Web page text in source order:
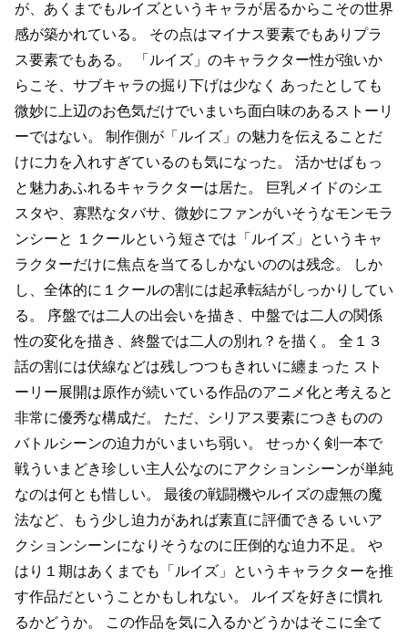
が、あくまでもルイズというキャラが居るからこその世界
感が築かれている。
その点はマイナス要素でもありプラ
ス要素でもある。
「ルイズ」のキャラクター性が強いか
らこそ、サブキャラの掘り下げは少なく
あったとしても
微妙に上辺のお色気だけでいまいち面白味のあるストーリ
ーではない。
制作側が「ルイズ」の魅力を伝えることだ
けに力を入れすぎているのも気になった。
活かせばもっ
と魅力あふれるキャラクターは居た。
巨乳メイドのシエ
スタや、寡黙なタバサ、微妙にファンがいそうなモンモラ
ンシーと
１クールという短さでは「ルイズ」というキャ
ラクターだけに焦点を当てるしかないののは残念。
しか
し、全体的に１クールの割には起承転結がしっかりしてい
る。
序盤では二人の出会いを描き、中盤では二人の関係
性の変化を描き、終盤では二人の別れ？を描く。
全１３
話の割には伏線などは残しつつもきれいに纏まった スト
ーリー展開は原作が続いている作品のアニメ化と考えると
非常に優秀な構成だ。
ただ、シリアス要素につきものの
バトルシーンの迫力がいまいち弱い。
せっかく剣一本で
戦ういまどき珍しい主人公なのにアクションシーンが単純
なのは何とも惜しい。
最後の戦闘機やルイズの虚無の魔
法など、もう少し迫力があれば素直に評価できる いいア
クションシーンになりそうなのに圧倒的な迫力不足。
や
はり１期はあくまでも「ルイズ」というキャラクターを推
す作品だということかもしれない。
ルイズを好きに慣れ
るかどうか。
この作品を気に入るかどうかはそこに全て